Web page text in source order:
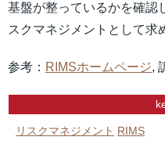
基盤が整っているかを確認
スクマネジメントとして求
参考： RIMSホームページ,
リスクマネジメント RIMS